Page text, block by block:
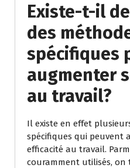
Existe-t-il
des
spécifiques
augmenter
au travail?
Il existe en effet
spécifiques qui peuvent
efficacité au travail.
couramment utilisés, on